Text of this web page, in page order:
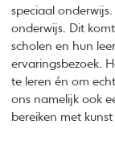
speciaal
onderwijs. Dit
scholen en hun
ervaringsbezoek.
te leren én om
ons namelijk ook
bereiken met